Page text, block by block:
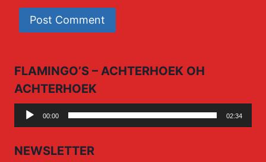
FLAMINGO’S – ACHTERHOEK OH
ACHTERHOEK
Audio
Player
00:00 02:34
NEWSLETTER